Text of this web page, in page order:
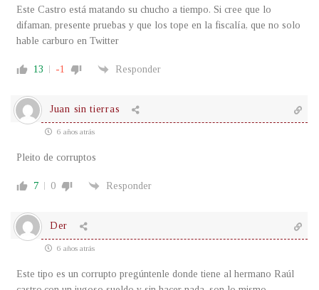
Este Castro está matando su chucho a tiempo. Si cree que lo
difaman, presente pruebas y que los tope en la fiscalía, que no solo
hable carburo en Twitter
13 -1 Responder
Juan sin tierras
6 años atrás
Pleito de corruptos
7 0 Responder
Der
6 años atrás
Este tipo es un corrupto pregúntenle donde tiene al hermano Raúl